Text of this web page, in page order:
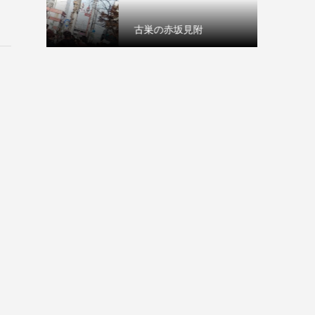
古巣の赤坂見附